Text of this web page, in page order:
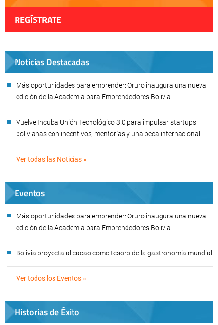
REGÍSTRATE
Noticias Destacadas
Más oportunidades para emprender: Oruro inaugura una nueva
edición de la Academia para Emprendedores Bolivia
Vuelve Incuba Unión Tecnológico 3.0 para impulsar startups
bolivianas con incentivos, mentorías y una beca internacional
Ver todas las Noticias »
Eventos
Más oportunidades para emprender: Oruro inaugura una nueva
edición de la Academia para Emprendedores Bolivia
Bolivia proyecta al cacao como tesoro de la gastronomía mundial
Ver todos los Eventos »
Historias de Éxito